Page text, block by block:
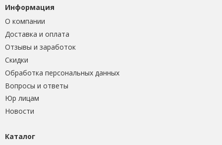
Информация
О компании
Доставка и оплата
Отзывы и заработок
Скидки
Обработка персональных данных
Вопросы и ответы
Юр лицам
Новости
Каталог